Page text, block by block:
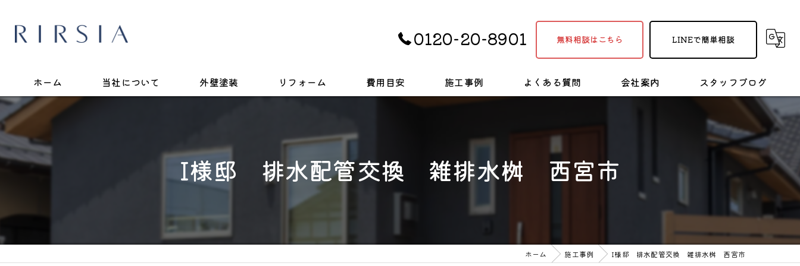
0120-20-8901 無料相談はこちら LINEで簡単相談
ホーム 当社について 外壁塗装 リフォーム
お風呂
トイレ
戸建て
費用目安 施工事例 よくある質問 会社案内 スタッフブログ
塗装・リフォームの豆知識
I様邸 排水配管交換 雑排水桝 西宮市
ホーム 施工事例 I様邸 排水配管交換 雑排水桝 西宮市